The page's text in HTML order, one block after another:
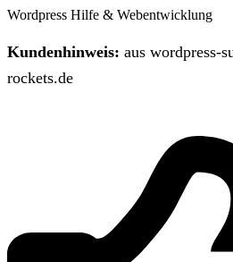
Wordpress Hilfe & Webentwicklung
Kundenhinweis: aus wordpress-
rockets.de